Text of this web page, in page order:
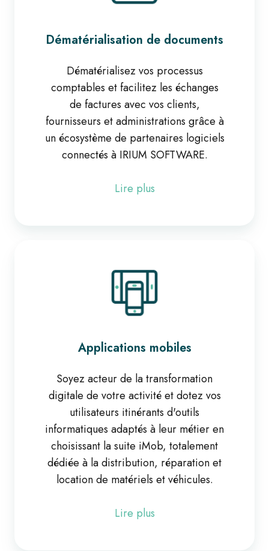
Dématérialisation de documents
Dématérialisez vos processus
comptables et facilitez les échanges
de factures avec vos clients,
fournisseurs et administrations grâce à
un écosystème de partenaires logiciels
connectés à IRIUM SOFTWARE.
Lire plus
Applications mobiles
Soyez acteur de la transformation
digitale de votre activité et dotez vos
utilisateurs itinérants d'outils
informatiques adaptés à leur métier en
choisissant la suite iMob, totalement
dédiée à la distribution, réparation et
location de matériels et véhicules.
Lire plus
mobiles